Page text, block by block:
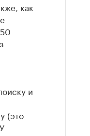
как
и
(это